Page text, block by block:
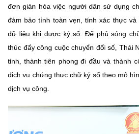
đơn giản hóa việc người dân sử dụng
đảm bảo tính toàn vẹn, tính xác thực
dữ liệu khi được ký số. Để phủ sóng
thúc đẩy công cuộc chuyển đổi số, Thái
tỉnh, thành tiên phong đi đầu và thành
dịch vụ chứng thực chữ ký số theo mô
dịch vụ công.